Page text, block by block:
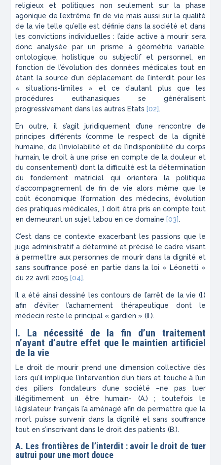
religieux et politiques non seulement sur la phase
agonique de l’extrême fin de vie mais aussi sur la qualité
de la vie telle qu’elle est définie dans la société et dans
les convictions individuelles : l’aide active à mourir sera
donc analysée par un prisme à géométrie variable,
ontologique, holistique ou subjectif et personnel, en
fonction de l’évolution des données médicales tout en
étant la source d’un déplacement de l’interdit pour les
« situations-limites » et ce d’autant plus que les
procédures euthanasiques se généralisent
progressivement dans les autres Etats [02].
En outre, il s’agit juridiquement d’une rencontre de
principes différents (comme le respect de la dignité
humaine, de l’inviolabilité et de l’indisponibilité du corps
humain, le droit à une prise en compte de la douleur et
du consentement) dont la difficulté est la détermination
du fondement matriciel qui orientera la politique
d’accompagnement de fin de vie alors même que le
coût économique (formation des médecins, évolution
des pratiques médicales,…) doit être pris en compte tout
en demeurant un sujet tabou en ce domaine [03].
C’est dans ce contexte exacerbant les passions que le
juge administratif a déterminé et précisé le cadre visant
à permettre aux personnes de mourir dans la dignité et
sans souffrance posé en partie dans la loi « Léonetti »
du 22 avril 2005 [04].
Il a été ainsi dessiné les contours de l’arrêt de la vie (I.)
afin d’éviter l’acharnement thérapeutique dont le
médecin reste le principal « gardien » ( II.).
I. La nécessité de la fin d’un traitement
n’ayant d’autre effet que le maintien artificiel
de la vie
Le droit de mourir prend une dimension collective dès
lors qu’il implique l’intervention d’un tiers et touche à l’un
des piliers fondateurs d’une société –ne pas tuer
illégitimement un être humain- (A.) ; toutefois le
législateur français l’a aménagé afin de permettre que la
mort puisse survenir dans la dignité et sans souffrance
tout en s’inscrivant dans le droit des patients (B.).
A. Les frontières de l’interdit : avoir le droit de tuer
autrui pour une mort douce